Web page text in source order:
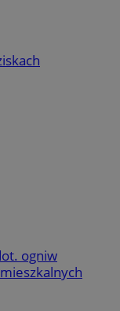
ogniw